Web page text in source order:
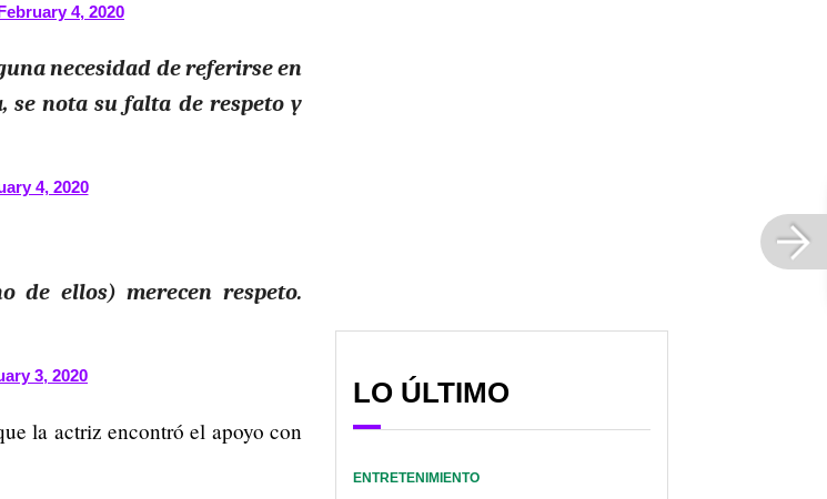
4, 2020
necesidad de referirse en
se nota su falta de respeto y
4, 2020
de ellos) merecen respeto.
3, 2020
la actriz encontró el apoyo con
LO ÚLTIMO
ENTRETENIMIENTO